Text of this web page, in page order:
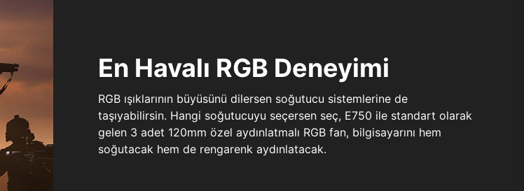
En Havalı RGB Deneyimi
RGB ışıklarının büyüsünü dilersen soğutucu sistemlerine de
taşıyabilirsin. Hangi soğutucuyu seçersen seç, E750 ile standart olarak
gelen 3 adet 120mm özel aydınlatmalı RGB fan, bilgisayarını hem
soğutacak hem de rengarenk aydınlatacak.